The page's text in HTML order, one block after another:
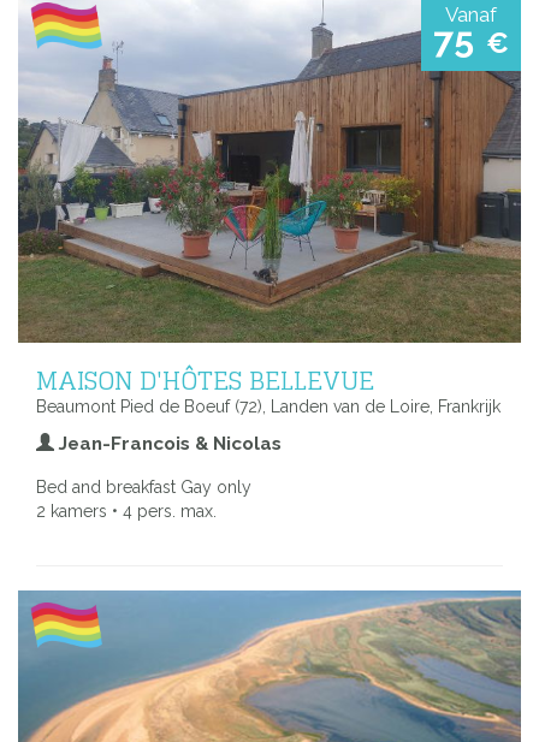
Vanaf
75 €
MAISON D'HÔTES BELLEVUE
Beaumont Pied de Boeuf (72), Landen van de Loire, Frankrijk
Jean-Francois & Nicolas
Bed and breakfast Gay only
2 kamers • 4 pers. max.